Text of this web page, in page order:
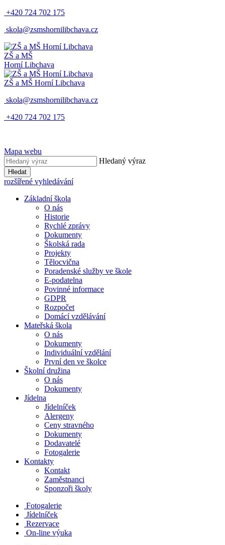
+420 724 702 175
skola@zsmshornilibchava.cz
ZŠ a MŠ
Horní Libchava
ZŠ a MŠ Horní Libchava
skola@zsmshornilibchava.cz
+420 724 702 175
Mapa webu
Hledaný výraz
Hledat
rozšířené vyhledávání
Základní škola
O nás
Historie
Rychlé zprávy
Dokumenty
Školská rada
Projekty
Tělocvična
Poradenské služby ve škole
E-podatelna
Povinné informace
GDPR
Rozpočet
Domácí vzdělávání
Mateřská škola
O nás
Dokumenty
Individuální vzdělání
První den ve školce
Školní družina
O nás
Dokumenty
Jídelna
Jídelníček
Alergeny
Ceny stravného
Dokumenty
Dodavatelé
Fotogalerie
Kontakty
Kontakt
Zaměstnanci
Sponzoři školy
Fotogalerie
Jídelníček
Rezervace
On-line výuka